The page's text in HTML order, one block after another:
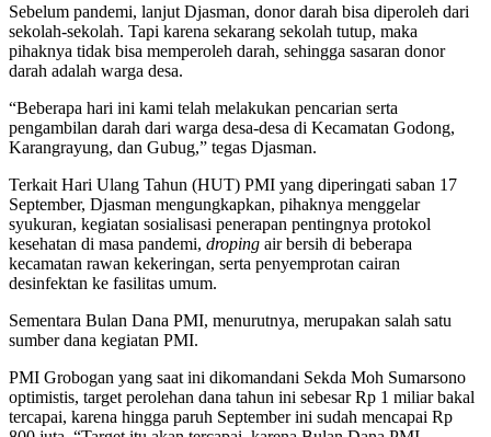
Sebelum pandemi, lanjut Djasman, donor darah bisa diperoleh dari
sekolah-sekolah. Tapi karena sekarang sekolah tutup, maka
pihaknya tidak bisa memperoleh darah, sehingga sasaran donor
darah adalah warga desa.
“Beberapa hari ini kami telah melakukan pencarian serta
pengambilan darah dari warga desa-desa di Kecamatan Godong,
Karangrayung, dan Gubug,” tegas Djasman.
Terkait Hari Ulang Tahun (HUT) PMI yang diperingati saban 17
September, Djasman mengungkapkan, pihaknya menggelar
syukuran, kegiatan sosialisasi penerapan pentingnya protokol
kesehatan di masa pandemi, droping air bersih di beberapa
kecamatan rawan kekeringan, serta penyemprotan cairan
desinfektan ke fasilitas umum.
Sementara Bulan Dana PMI, menurutnya, merupakan salah satu
sumber dana kegiatan PMI.
PMI Grobogan yang saat ini dikomandani Sekda Moh Sumarsono
optimistis, target perolehan dana tahun ini sebesar Rp 1 miliar bakal
tercapai, karena hingga paruh September ini sudah mencapai Rp